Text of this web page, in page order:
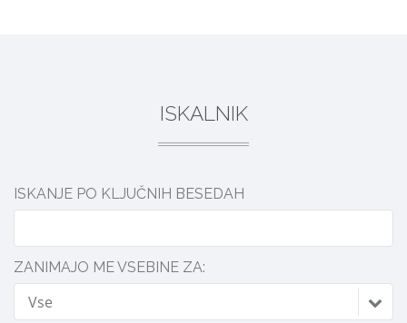
ISKALNIK
ISKANJE PO KLJUČNIH BESEDAH
ZANIMAJO ME VSEBINE ZA:
Vse